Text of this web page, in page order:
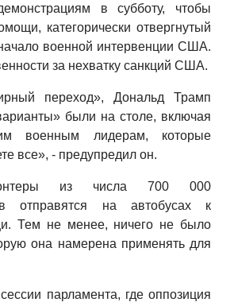
в субботу, чтобы
категорически отвергнутый
военной интервенции США.
за нехватку санкций США.
переход», Дональд Трамп
были на столе, включая
военным лидерам, которые
все», - предупредил он.
из числа 700 000
отправятся на автобусах к
Тем не менее, ничего не было
она намерена применять для
парламента, где оппозиция